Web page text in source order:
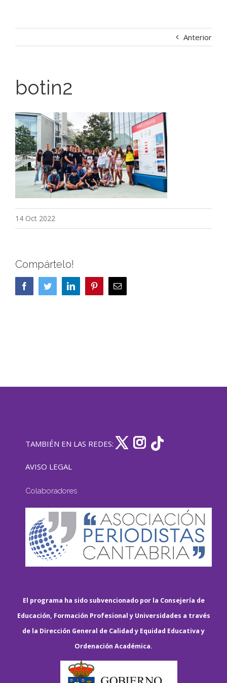
Anterior
botin2
14 Oct 2022
Compártelo!
FacebookTwitterLinkedIn PinterestCorreo
electrónico
TAMBIÉN EN LAS REDES:
AVISO LEGAL
Colaboradores
El programa ha sido subvencionado por la Consejería de
Educación, Formación Profesional y Universidades a través
de la Dirección General de Calidad y Equidad Educativa y
Ordenación Académica.